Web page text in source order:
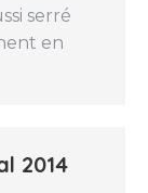
serré
en
2014